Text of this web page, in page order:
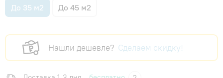
До 35 м2 До 45 м2
Нашли дешевле? Сделаем скидку!